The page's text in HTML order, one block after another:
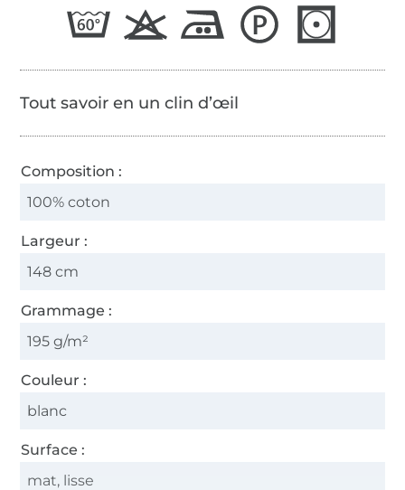
Tout savoir en un clin d’œil
Composition :
100% coton
Largeur :
148 cm
Grammage :
195 g/m²
Couleur :
blanc
Surface :
mat, lisse